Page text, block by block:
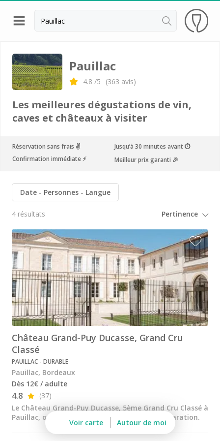
Retour
Visite chateau & dégustation vin Margaux
Visite chateau & dégustation vin Médoc
Visite chateau & dégustation vin Pessac Léognan
Visite chateau & dégustation vin Sauternes
Château Chasse Spleen
Château de Pressac
Château de Sales
Château du Taillan
Château Ferrière
Château Fombrauge
Château Guadet
Château Haut Bailly
Château Kirwan
Château Lafaurie Peyraguey
Château Lagrange
Château Latour Martillac
Pauillac
4.8 /5 (363 avis)
Les meilleures dégustations de vin,
caves et châteaux à visiter
Réservation sans frais ✌️
Jusqu’à 30 minutes avant ⏱
Confirmation immédiate ⚡️
Meilleur prix garanti 🎉
Date Personnes Langue
4 résultats
Château Grand-Puy Ducasse, Grand Cru
Classé
PAUILLAC - DURABLE
Pauillac, Bordeaux
Dès 12€ / adulte
4.8
(37)
Le Château Grand-Puy Ducasse, 5ème Grand Cru Classé à
Pauillac, ouvre ses portes après 10 ans de préparation.
Voir carte Autour de moi